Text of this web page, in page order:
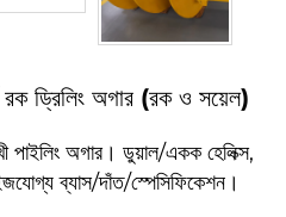
রক ড্রিলিং অগার (রক ও সয়েল)
পাইলিং অগার। ডুয়াল/একক হেলিক্স,
ব্যাস/দাঁত/স্পেসিফিকেশন।